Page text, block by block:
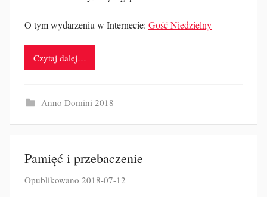
O tym wydarzeniu w Internecie: Gość Niedzielny
Czytaj dalej…
Anno Domini 2018
Pamięć i przebaczenie
Opublikowano 2018-07-12